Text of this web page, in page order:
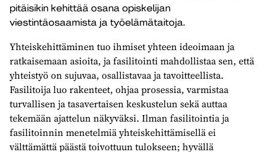
pitäisikin kehittää osana opiskelijan
viestintäosaamista ja työelämätaitoja.
Yhteiskehittäminen tuo ihmiset yhteen ideoimaan ja
ratkaisemaan asioita, ja fasilitointi mahdollistaa sen, että
yhteistyö on sujuvaa, osallistavaa ja tavoitteellista.
Fasilitoija luo rakenteet, ohjaa prosessia, varmistaa
turvallisen ja tasavertaisen keskustelun sekä auttaa
tekemään ajattelun näkyväksi. Ilman fasilitointia ja
fasilitoinnin menetelmiä yhteiskehittämisellä ei
välttämättä päästä toivottuun tulokseen; hyvällä